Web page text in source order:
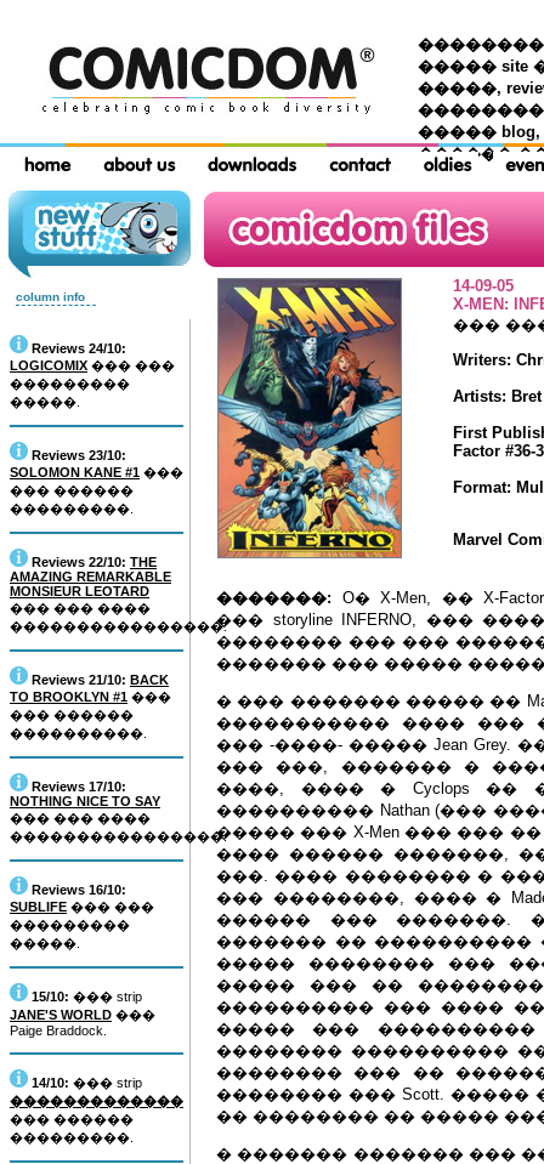
���������
����� site
�����,
����� blog,
������
column info
Reviews 24/10:
LOGICOMIX ��� ���
���������
�����.
Reviews 23/10:
SOLOMON KANE #1 ���
��� ������
���������.
Reviews 22/10: THE
AMAZING REMARKABLE
MONSIEUR LEOTARD
��� ��� ����
����������������.
Reviews 21/10: BACK
TO BROOKLYN #1 ���
��� ������
����������.
Reviews 17/10:
NOTHING NICE TO SAY
��� ��� ����
����������������.
Reviews 16/10:
SUBLIFE ��� ���
���������
�����.
15/10: ��� strip
JANE'S WORLD ���
Paige Braddock.
14/10: ��� strip
�������������
��� ������
���������.
14-09-05
X-MEN:
���
Writers:
Artists:
First
Factor #36-
Format:
Marvel
�������: O� X-Men, �� X-
��� storyline INFERNO,
�������� ��� ���
������� ��� �����
� ��� ������� ����� ��
����������� ���� ���
��� -����- ����� Jean
��� ���, ������� �
����, ���� � Cyclops ��
���������� Nathan (���
����� ��� X-Men ��� ���
���� ������ �������,
���. ���� �������� �
��� ��������, ���� �
������ ��� �������. �
������� �� ����������
����� �������� ��� ���
����� ��� �� ��������
���������� ��� ����
����� ��� ����������
�������� ����������
�������� ��� ��
�������� ��� Scott.
�� �������� �� �����
� ������� ������� ���